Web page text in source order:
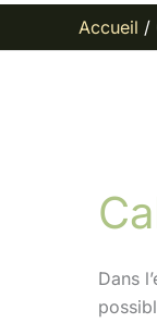
Accueil
Dans